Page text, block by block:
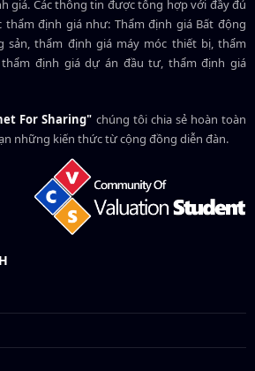
giá. Các thông tin được tổng hợp với đầy đủ
thẩm định giá như: Thẩm định giá Bất động
sản, thẩm định giá máy móc thiết bị, thẩm
định giá dự án đầu tư, thẩm định giá
For Sharing" chúng tôi chia sẻ hoàn toàn
những kiến thức từ cộng đồng diễn đàn.